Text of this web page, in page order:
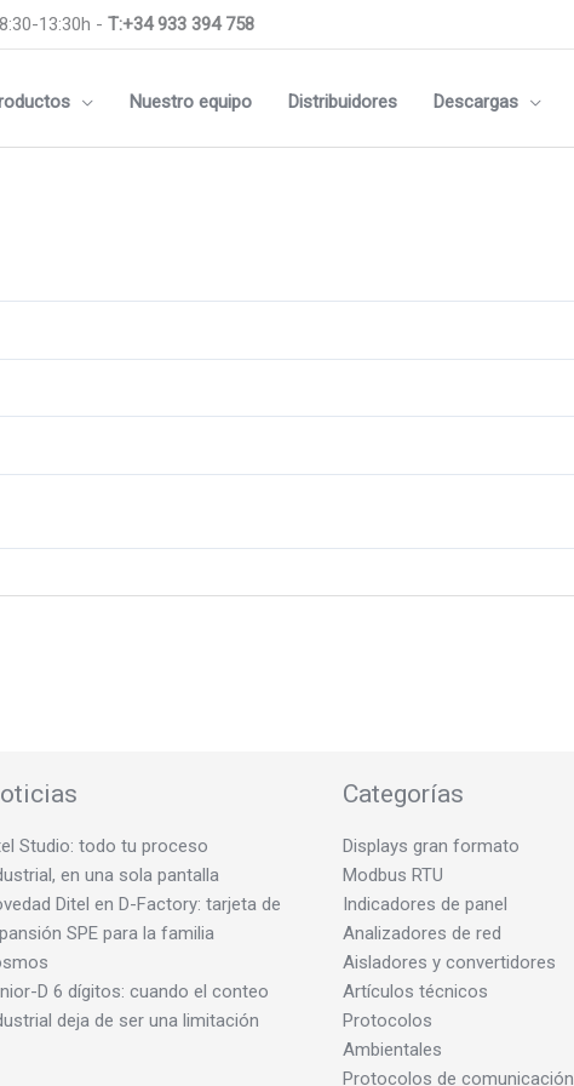
13:30h - T:+34 933 394 758
Nuestro equipo Distribuidores Descargas
Studio: todo tu proceso
en una sola pantalla
Ditel en D-Factory: tarjeta de
SPE para la familia
D 6 dígitos: cuando el conteo
deja de ser una limitación
Categorías
Displays gran formato
Modbus RTU
Indicadores de panel
Analizadores de red
Aisladores y convertidores
Artículos técnicos
Protocolos
Ambientales
Protocolos de comunicación